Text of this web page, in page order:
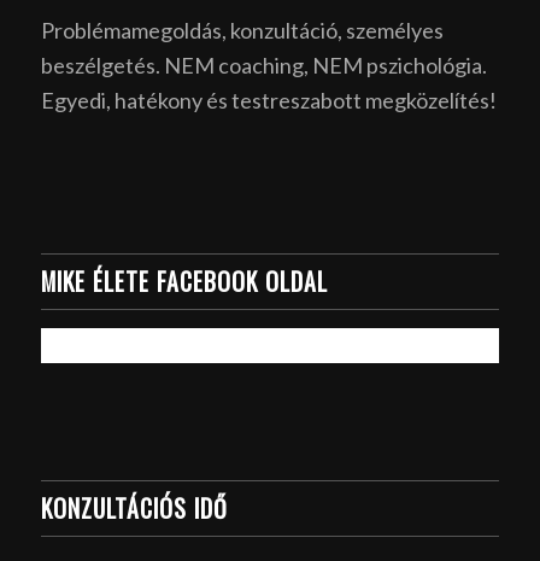
Problémamegoldás, konzultáció, személyes
beszélgetés. NEM coaching, NEM pszichológia.
Egyedi, hatékony és testreszabott megközelítés!
MIKE ÉLETE FACEBOOK OLDAL
KONZULTÁCIÓS IDŐ